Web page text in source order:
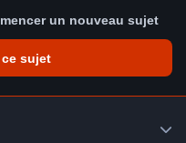
un nouveau sujet
sujet